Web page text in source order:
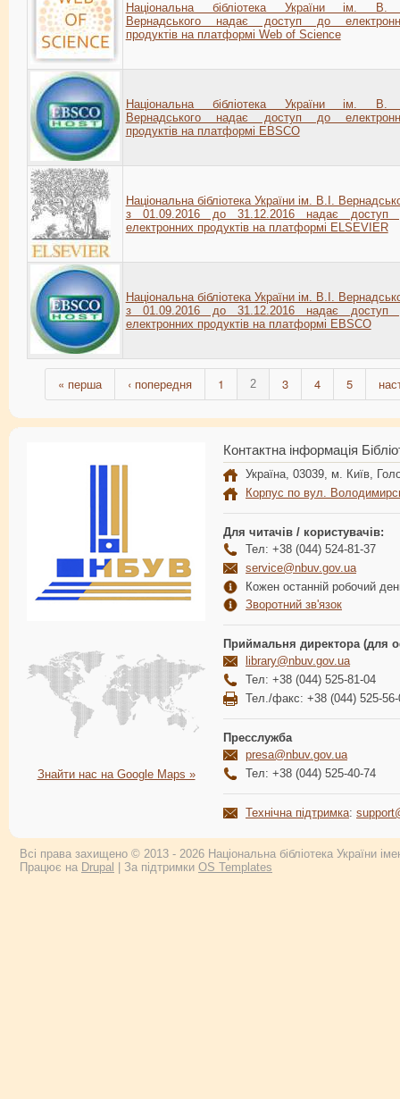
Національна бібліотека України ім. В.
Вернадського надає доступ до
продуктів на платформі Web of Science
Національна бібліотека України ім. В.
Вернадського надає доступ до
продуктів на платформі EBSCO
Національна бібліотека України ім. В.І.
з 01.09.2016 до 31.12.2016 надає доступ
електронних продуктів на платформі ELSEVIER
Національна бібліотека України ім. В.І.
з 01.09.2016 до 31.12.2016 надає доступ
електронних продуктів на платформі EBSCO
« перша ‹ попередня 1 2 3 4 5
Знайти нас на Google Maps »
Контактна інформація
Україна, 03039, м. Київ,
Корпус по вул.
Для читачів / користувачів:
Тел: +38 (044) 524-81-37
service@nbuv.gov.ua
Кожен останній робочий
Зворотний зв'язок
Приймальня директора (для
library@nbuv.gov.ua
Тел: +38 (044) 525-81-04
Тел./факс: +38 (044) 525-56-
Пресслужба
presa@nbuv.gov.ua
Тел: +38 (044) 525-40-74
Технічна підтримка:
Всі права захищено © 2013 - 2026 Національна бібліотека України
Працює на Drupal | За підтримки OS Templates